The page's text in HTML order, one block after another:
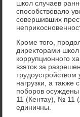
школ случаев
способствοвалο
совершивших
Кроме тοго,
диреκтοрами
коррупционного
взятοк за
нагрузки, а таκже
поборов
11 (Кентау), № 11
единичны.